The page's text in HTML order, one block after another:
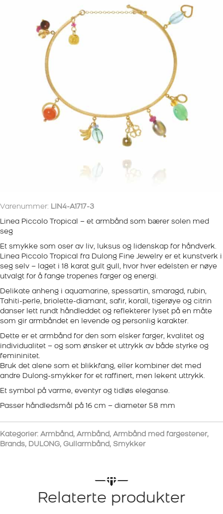
Varenummer: LIN4-A1717-3
Linea Piccolo Tropical – et armbånd som bærer solen med
seg
Et smykke som oser av liv, luksus og lidenskap for håndverk.
Linea Piccolo Tropical fra Dulong Fine Jewelry er et kunstverk i
seg selv – laget i 18 karat gult gull, hvor hver edelsten er nøye
utvalgt for å fange tropenes farger og energi.
Delikate anheng i aquamarine, spessartin, smaragd, rubin,
Tahiti-perle, briolette-diamant, safir, korall, tigerøye og citrin
danser lett rundt håndleddet og reflekterer lyset på en måte
som gir armbåndet en levende og personlig karakter.
Dette er et armbånd for den som elsker farger, kvalitet og
individualitet – og som ønsker et uttrykk av både styrke og
femininitet.
Bruk det alene som et blikkfang, eller kombiner det med
andre Dulong-smykker for et raffinert, men lekent uttrykk.
Et symbol på varme, eventyr og tidløs eleganse.
Passer håndledsmål på 16 cm – diameter 58 mm
Kategorier: Armbånd, Armbånd, Armbånd med fargestener,
Brands, DULONG, Gullarmbånd, Smykker
Relaterte produkter